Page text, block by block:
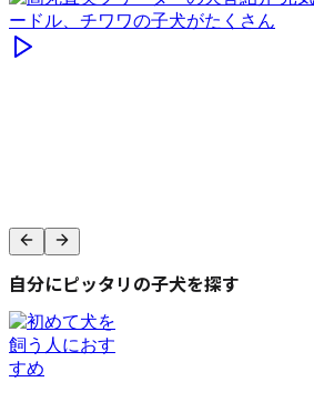
自分にピッタリの子犬を探す